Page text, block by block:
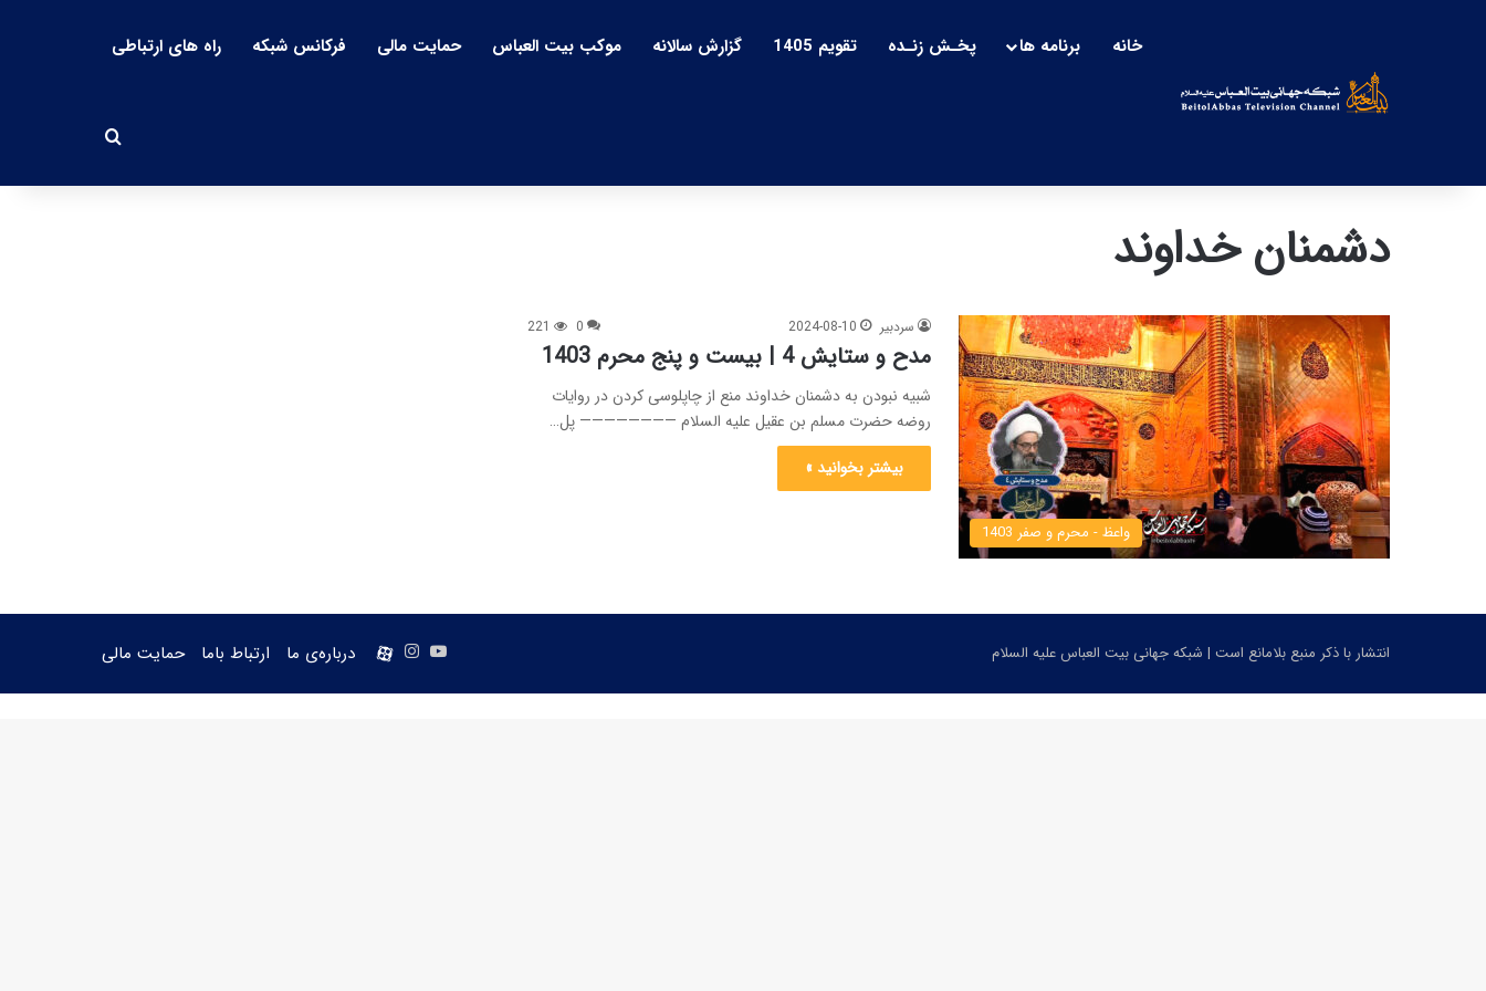
خانه برنامه ها پخـش زنـده تقویم 1405 گزارش سالانه موکب بیت العباس حمایت مالی فرکانس شبکه راه های ارتباطی
دشمنان خداوند
واعظ - محرم و صفر 1403
سردبیر 2024-08-10
0
221
مدح و ستایش 4 | بیست و پنج محرم 1403
شبیه نبودن به دشمنان خداوند منع از چاپلوسی کردن در روایات
روضه حضرت مسلم بن عقیل علیه السلام ———————— پل…
بیشتر بخوانید »
انتشار با ذکر منبع بلامانع است | شبکه جهانی بیت العباس علیه السلام درباره‌ی ما ارتباط باما حمایت مالی یوتیوباینستاگرام
aparat